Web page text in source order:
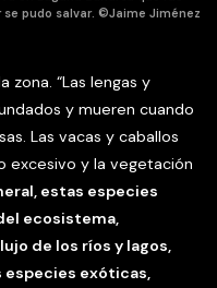
pudo salvar. ©Jaime Jiménez
zona. “Las lengas y
y mueren cuando
Las vacas y caballos
excesivo y la vegetación
estas especies
ecosistema,
de los ríos y lagos,
especies exóticas,